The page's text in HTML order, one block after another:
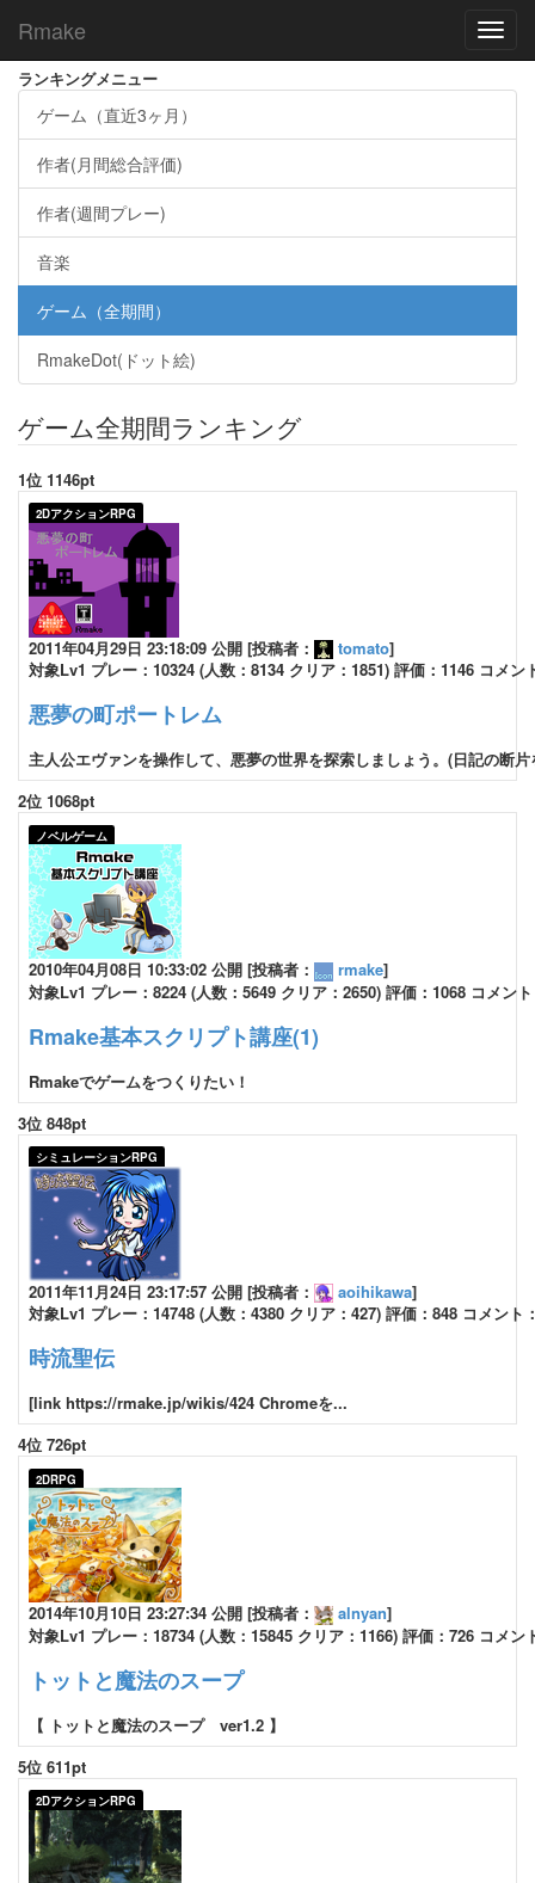
Rmake
ランキングメニュー
ゲーム（直近3ヶ月）
作者(月間総合評価)
作者(週間プレー)
音楽
ゲーム（全期間）
RmakeDot(ドット絵)
ゲーム全期間ランキング
1位 1146pt
2DアクションRPG
2011年04月29日 23:18:09 公開 [投稿者： tomato]
対象Lv1 プレー：10324 (人数：8134 クリア：1851) 評価：1146 コメン
悪夢の町ポートレム
主人公エヴァンを操作して、悪夢の世界を探索しましょう。(日記の断
2位 1068pt
ノベルゲーム
2010年04月08日 10:33:02 公開 [投稿者： rmake]
対象Lv1 プレー：8224 (人数：5649 クリア：2650) 評価：1068 コメン
Rmake基本スクリプト講座(1)
Rmakeでゲームをつくりたい！
3位 848pt
シミュレーションRPG
2011年11月24日 23:17:57 公開 [投稿者： aoihikawa]
対象Lv1 プレー：14748 (人数：4380 クリア：427) 評価：848 コメント
時流聖伝
[link https://rmake.jp/wikis/424 Chromeを...
4位 726pt
2DRPG
2014年10月10日 23:27:34 公開 [投稿者： alnyan]
対象Lv1 プレー：18734 (人数：15845 クリア：1166) 評価：726 コメン
トットと魔法のスープ
【 トットと魔法のスープ ver1.2 】
5位 611pt
2DアクションRPG